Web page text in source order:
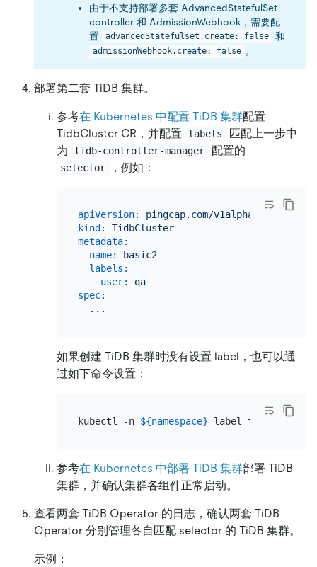
由于不支持部署多套 AdvancedStatefulSet
controller 和 AdmissionWebhook，需要配
置
advancedStatefulset.create: false 和
admissionWebhook.create: false 。
部署第二套 TiDB 集群。
参考在 Kubernetes 中配置 TiDB 集群配置
TidbCluster CR，并配置
labels
匹配上一步中
为
tidb-controller-manager 配置的
selector ，例如：
apiVersion:
pingcap.com/v1alpha1
kind:
TidbCluster
metadata:
name:
basic2
labels:
user:
qa
spec:
...
如果创建 TiDB 集群时没有设置 label，也可以通
过如下命令设置：
kubectl -n ${namespace} label tidbcluster
参考在 Kubernetes 中部署 TiDB 集群部署 TiDB
集群，并确认集群各组件正常启动。
查看两套 TiDB Operator 的日志，确认两套 TiDB
Operator 分别管理各自匹配 selector 的 TiDB 集群。
示例：